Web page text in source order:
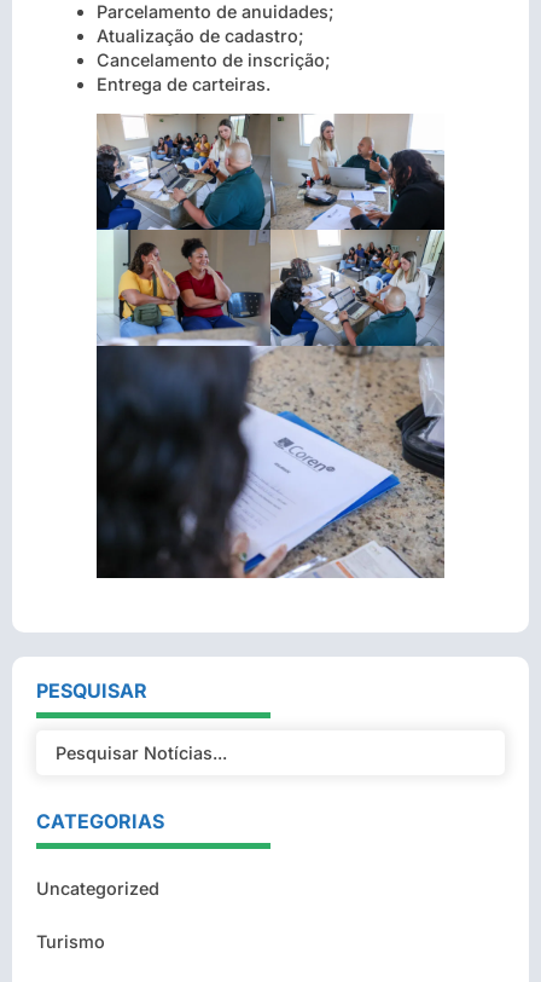
Parcelamento de anuidades;
Atualização de cadastro;
Cancelamento de inscrição;
Entrega de carteiras.
PESQUISAR
CATEGORIAS
Uncategorized
Turismo